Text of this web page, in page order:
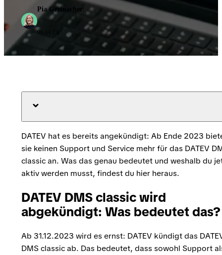
Pia Greinacher
06.04.23
DATEV hat es bereits angekündigt: Ab Ende 2023
sie keinen Support und Service mehr für das DATEV
classic an. Was das genau bedeutet und weshalb du
aktiv werden musst, findest du hier heraus.
DATEV DMS classic wird
abgekündigt: Was bedeutet das?
Ab 31.12.2023 wird es ernst: DATEV kündigt das
DMS classic ab. Das bedeutet, dass sowohl Support